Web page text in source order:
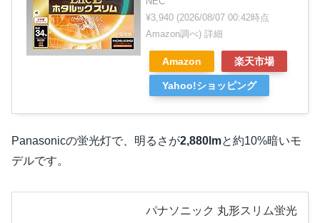
¥3,940 (2026/08/07 00:42時点
Amazon調べ) 詳細
Amazon 楽天市場
Yahoo!ショッピング
Panasonicの蛍光灯で、明るさが2,880lmと約10%暗いモ
デルです。
パナソニック 丸形スリム蛍光